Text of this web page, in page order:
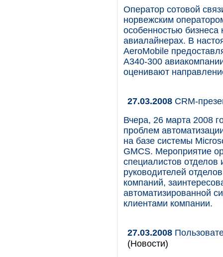
Оператор сотовой
норвежским
особенностью бизнеса
авиалайнерах. В
AeroMobile
A340-300
оценивают
27.03.2008 CRM-
Вчера, 26 марта 2008
проблем
на базе системы
GMCS. Мероприятие
специалистов
руководителей
компаний,
автоматизированной
клиентами компании.
27.03.2008
(Новости)